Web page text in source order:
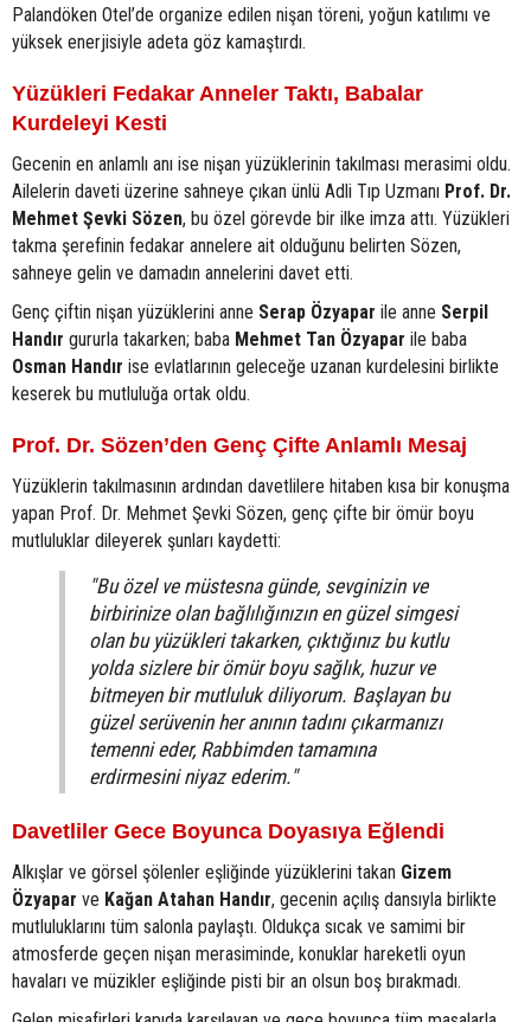
Palandöken Otel’de organize edilen nişan töreni, yoğun katılımı ve
yüksek enerjisiyle adeta göz kamaştırdı.
Yüzükleri Fedakar Anneler Taktı, Babalar
Kurdeleyi Kesti
Gecenin en anlamlı anı ise nişan yüzüklerinin takılması merasimi oldu.
Ailelerin daveti üzerine sahneye çıkan ünlü Adli Tıp Uzmanı Prof. Dr.
Mehmet Şevki Sözen, bu özel görevde bir ilke imza attı. Yüzükleri
takma şerefinin fedakar annelere ait olduğunu belirten Sözen,
sahneye gelin ve damadın annelerini davet etti.
Genç çiftin nişan yüzüklerini anne Serap Özyapar ile anne Serpil
Handır gururla takarken; baba Mehmet Tan Özyapar ile baba
Osman Handır ise evlatlarının geleceğe uzanan kurdelesini birlikte
keserek bu mutluluğa ortak oldu.
Prof. Dr. Sözen’den Genç Çifte Anlamlı Mesaj
Yüzüklerin takılmasının ardından davetlilere hitaben kısa bir konuşma
yapan Prof. Dr. Mehmet Şevki Sözen, genç çifte bir ömür boyu
mutluluklar dileyerek şunları kaydetti:
"Bu özel ve müstesna günde, sevginizin ve
birbirinize olan bağlılığınızın en güzel simgesi
olan bu yüzükleri takarken, çıktığınız bu kutlu
yolda sizlere bir ömür boyu sağlık, huzur ve
bitmeyen bir mutluluk diliyorum. Başlayan bu
güzel serüvenin her anının tadını çıkarmanızı
temenni eder, Rabbimden tamamına
erdirmesini niyaz ederim."
Davetliler Gece Boyunca Doyasıya Eğlendi
Alkışlar ve görsel şölenler eşliğinde yüzüklerini takan Gizem
Özyapar ve Kağan Atahan Handır, gecenin açılış dansıyla birlikte
mutluluklarını tüm salonla paylaştı. Oldukça sıcak ve samimi bir
atmosferde geçen nişan merasiminde, konuklar hareketli oyun
havaları ve müzikler eşliğinde pisti bir an olsun boş bırakmadı.